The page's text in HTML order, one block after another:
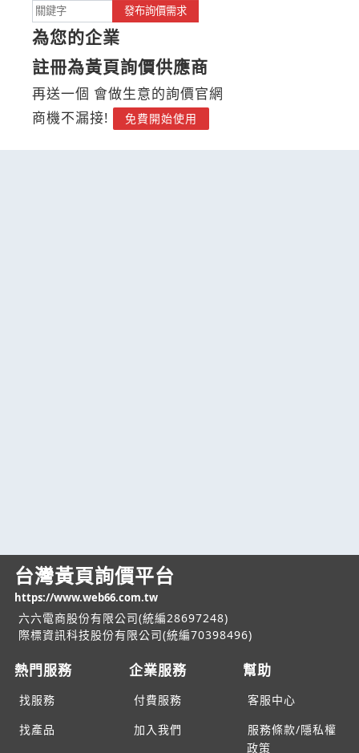
發布詢價需求
為您的企業
註冊為黃頁詢價供應商
再送一個 會做生意的詢價官網
商機不漏接!
免費開始使用
台灣黃頁詢價平台
https://www.web66.com.tw
六六電商股份有限公司(統編28697248)
際標資訊科技股份有限公司(統編70398496)
熱門服務
找服務
找產品
企業服務
付費服務
加入我們
幫助
客服中心
服務條款/隱私權
政策